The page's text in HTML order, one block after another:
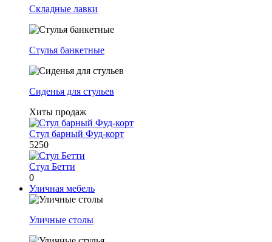
Складные лавки
Стулья банкетные
Сиденья для стульев
Хиты продаж
Стул барный Фуд-корт
5250
Стул Бетти
0
Уличная мебель
Уличные столы